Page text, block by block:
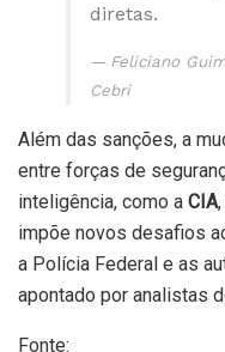
diretas.
Feliciano
Cebri
Além das sanções, a
entre forças de
inteligência, como a CIA
impõe novos desafios
a Polícia Federal e as
apontado por analistas
Fonte: